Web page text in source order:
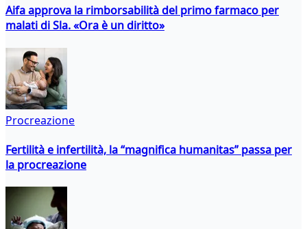
Aifa approva la rimborsabilità del primo farmaco per
malati di Sla. «Ora è un diritto»
Procreazione
Fertilità e infertilità, la “magnifica humanitas” passa per
la procreazione